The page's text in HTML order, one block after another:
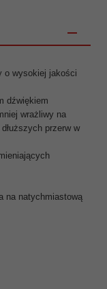
o wysokiej jakości
dźwiękiem
wrażliwy na
przerw w
na natychmiastową